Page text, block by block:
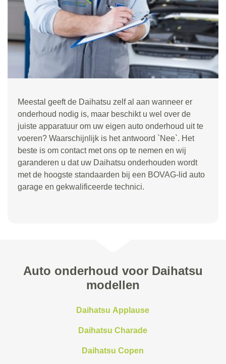
Meestal geeft de Daihatsu zelf al aan wanneer er
onderhoud nodig is, maar beschikt u wel over de
juiste apparatuur om uw eigen auto onderhoud uit te
voeren? Waarschijnlijk is het antwoord `Nee`. Het
beste is om contact met ons op te nemen en wij
garanderen u dat uw Daihatsu onderhouden wordt
met de hoogste standaarden bij een BOVAG-lid auto
garage en gekwalificeerde technici.
Auto onderhoud voor Daihatsu
modellen
Daihatsu Applause
Daihatsu Charade
Daihatsu Copen